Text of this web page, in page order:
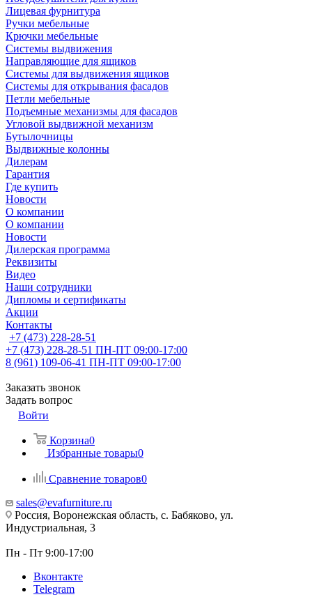
Лицевая фурнитура
Ручки мебельные
Крючки мебельные
Системы выдвижения
Направляющие для ящиков
Системы для выдвижения ящиков
Системы для открывания фасадов
Петли мебельные
Подъемные механизмы для фасадов
Угловой выдвижной механизм
Бутылочницы
Выдвижные колонны
Дилерам
Гарантия
Где купить
Новости
О компании
О компании
Новости
Дилерская программа
Реквизиты
Видео
Наши сотрудники
Дипломы и сертификаты
Акции
Контакты
+7 (473) 228-28-51
+7 (473) 228-28-51 ПН-ПТ 09:00-17:00
8 (961) 109-06-41 ПН-ПТ 09:00-17:00
Заказать звонок
Задать вопрос
Войти
Корзина0
Избранные товары0
Сравнение товаров0
sales@evafurniture.ru
Россия, Воронежская область, с. Бабяково, ул.
Индустриальная, 3
Пн - Пт 9:00-17:00
Вконтакте
Telegram